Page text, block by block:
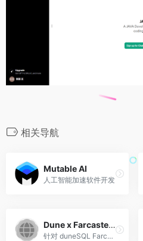
相关导航
Mutable AI
人工智能加速软件开发
Dune x Farcaster (GPT)
针对 duneSQL Farcaster 表、复杂示例和 duneSQL 语法进行预训练的 GPT。